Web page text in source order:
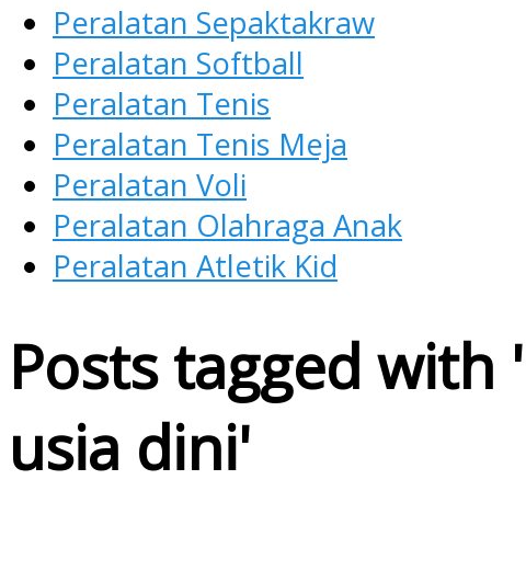
Peralatan Sepaktakraw
Peralatan Softball
Peralatan Tenis
Peralatan Tenis Meja
Peralatan Voli
Peralatan Olahraga Anak
Peralatan Atletik Kid
Posts tagged with '
usia dini'